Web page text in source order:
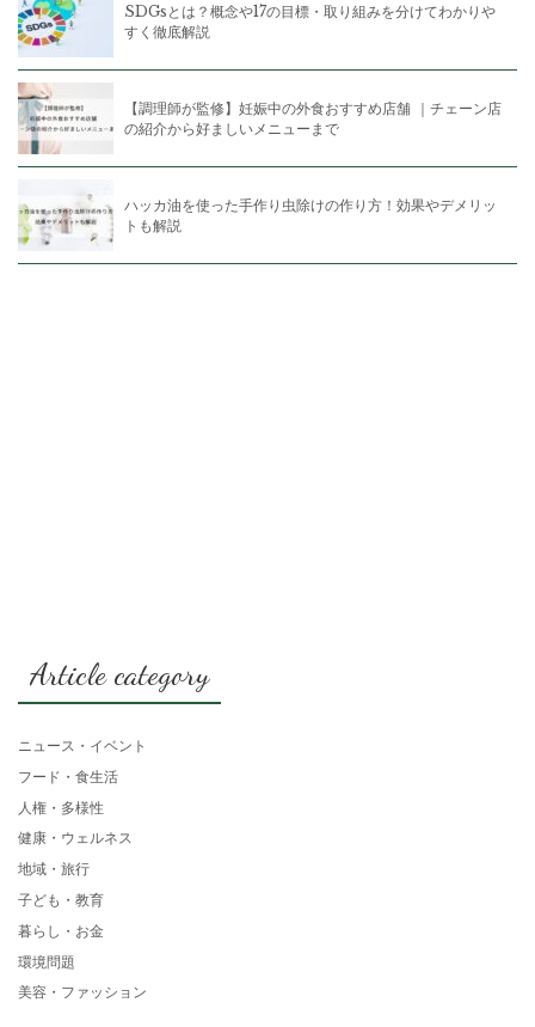
SDGsとは？概念や17の目標・取り組みを分けてわかりや
すく徹底解説
【調理師が監修】妊娠中の外食おすすめ店舗 ｜チェーン店
の紹介から好ましいメニューまで
ハッカ油を使った手作り虫除けの作り方！効果やデメリッ
トも解説
Article category
ニュース・イベント
フード・食生活
人権・多様性
健康・ウェルネス
地域・旅行
子ども・教育
暮らし・お金
環境問題
美容・ファッション